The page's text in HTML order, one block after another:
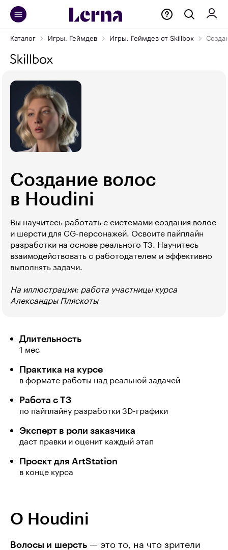
Каталог Игры. Геймдев Игры. Геймдев от Skillbox
Создание волос
в Houdini
Вы научитесь работать с системами создания волос
и шерсти для CG-персонажей. Освоите пайплайн
разработки на основе реального ТЗ. Научитесь
взаимодействовать с работодателем и эффективно
выполнять задачи.
На иллюстрации: работа участницы курса
Александры Пляскоты
Длительность
1 мес
Практика на курсе
в формате работы над реальной задачей
Работа с ТЗ
по пайплайну разработки 3D-графики
Эксперт в роли заказчика
даст правки и оценит каждый этап
Проект для ArtStation
в конце курса
О Houdini
Волосы и шерсть — это то, на что зрители